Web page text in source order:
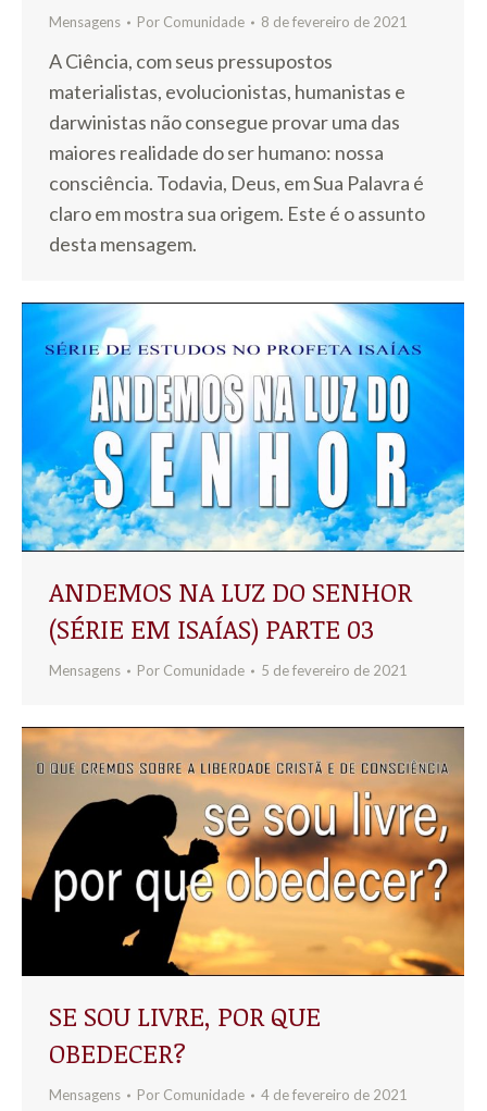
Mensagens Por Comunidade 8 de fevereiro de 2021
A Ciência, com seus pressupostos
materialistas, evolucionistas, humanistas e
darwinistas não consegue provar uma das
maiores realidade do ser humano: nossa
consciência. Todavia, Deus, em Sua Palavra é
claro em mostra sua origem. Este é o assunto
desta mensagem.
ANDEMOS NA LUZ DO SENHOR
(SÉRIE EM ISAÍAS) PARTE 03
Mensagens Por Comunidade 5 de fevereiro de 2021
SE SOU LIVRE, POR QUE
OBEDECER?
Mensagens Por Comunidade 4 de fevereiro de 2021